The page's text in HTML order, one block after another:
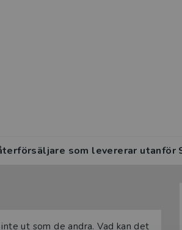
som levererar utanför
ut som de andra. Vad kan det